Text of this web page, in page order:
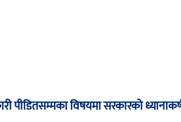
पीडितसम्मका विषयमा सरकारको